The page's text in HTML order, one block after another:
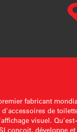
fabricant
de
visuel.
conçoit, développe